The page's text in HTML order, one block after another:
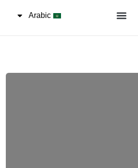
Arabic